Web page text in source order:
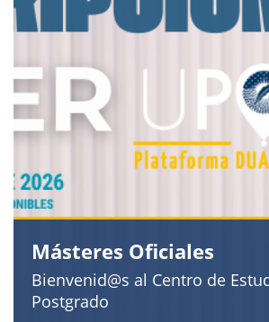
Másteres Oficiales
Bienvenid@s al Centro de
Postgrado